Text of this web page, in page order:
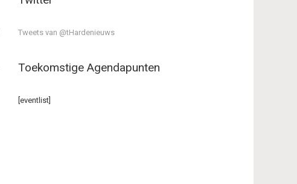
Tweets van @tHardenieuws
Toekomstige Agendapunten
[eventlist]